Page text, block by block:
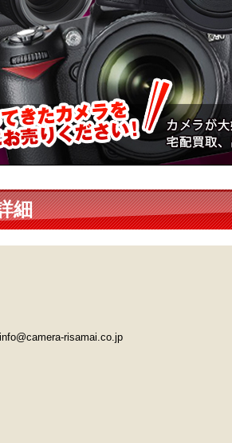
info@camera-risamai.co.jp